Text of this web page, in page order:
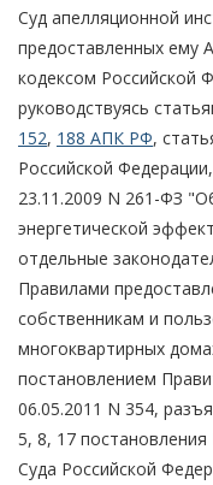
Суд апелляционной
предоставленных ему
кодексом Российской
руководствуясь
152, 188 АПК РФ,
Российской
23.11.2009 N 261-ФЗ
энергетической
отдельные
Правилами
собственникам и
многоквартирных
постановлением
06.05.2011 N 354,
5, 8, 17
Суда Российской